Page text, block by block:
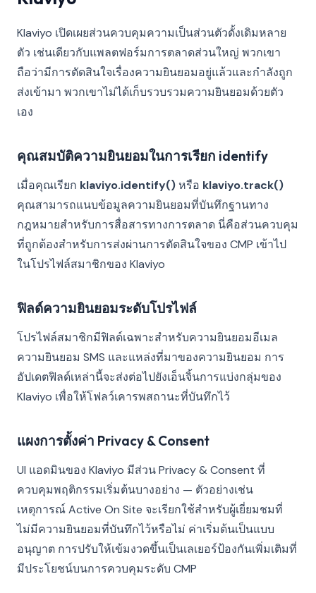
Klaviyo เปิดเผยส่วนควบคุมความเป็นส่วนตัวดั้งเดิมหลาย
ตัว เช่นเดียวกับแพลตฟอร์มการตลาดส่วนใหญ่ พวกเขา
ถือว่ามีการตัดสินใจเรื่องความยินยอมอยู่แล้วและกำลังถูก
ส่งเข้ามา พวกเขาไม่ได้เก็บรวบรวมความยินยอมด้วยตัว
เอง
คุณสมบัติความยินยอมในการเรียก identify
เมื่อคุณเรียก klaviyo.identify()หรือ klaviyo.track()
คุณสามารถแนบข้อมูลความยินยอมที่บันทึกฐานทาง
กฎหมายสำหรับการสื่อสารทางการตลาด นี่คือส่วนควบคุม
ที่ถูกต้องสำหรับการส่งผ่านการตัดสินใจของ CMP เข้าไป
ในโปรไฟล์สมาชิกของ Klaviyo
ฟิลด์ความยินยอมระดับโปรไฟล์
โปรไฟล์สมาชิกมีฟิลด์เฉพาะสำหรับความยินยอมอีเมล
ความยินยอม SMS และแหล่งที่มาของความยินยอม การ
อัปเดตฟิลด์เหล่านี้จะส่งต่อไปยังเอ็นจิ้นการแบ่งกลุ่มของ
Klaviyo เพื่อให้โฟลว์เคารพสถานะที่บันทึกไว้
แผงการตั้งค่า Privacy & Consent
UI แอดมินของ Klaviyo มีส่วน Privacy & Consent ที่
ควบคุมพฤติกรรมเริ่มต้นบางอย่าง — ตัวอย่างเช่น
เหตุการณ์ Active On Site จะเรียกใช้สำหรับผู้เยี่ยมชมที่
ไม่มีความยินยอมที่บันทึกไว้หรือไม่ ค่าเริ่มต้นเป็นแบบ
อนุญาต การปรับให้เข้มงวดขึ้นเป็นเลเยอร์ป้องกันเพิ่มเติมที่
มีประโยชน์บนการควบคุมระดับ CMP